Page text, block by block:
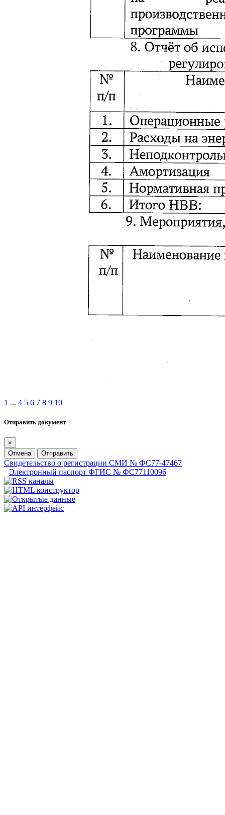
1 ... 4 5 6 7 8 9 10
Отправить документ
×
Отмена
Отправить
Свидетельство о регистрации СМИ № ФС77-47467
Электронный паспорт ФГИС № ФС77110096